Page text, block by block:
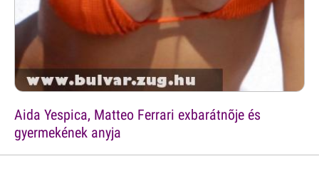
Aida Yespica, Matteo Ferrari exbarátnõje és
gyermekének anyja